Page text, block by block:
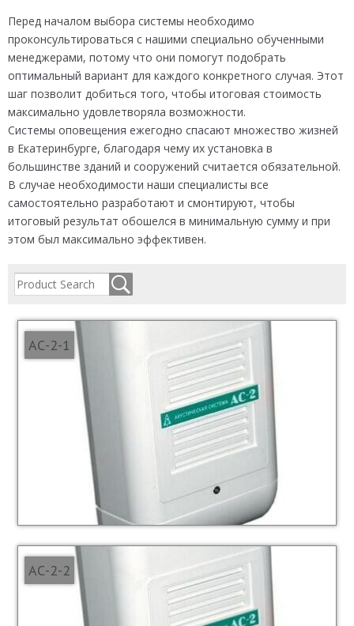
Перед началом выбора системы необходимо
проконсультироваться с нашими специально обученными
менеджерами, потому что они помогут подобрать
оптимальный вариант для каждого конкретного случая. Этот
шаг позволит добиться того, чтобы итоговая стоимость
максимально удовлетворяла возможности.
Системы оповещения ежегодно спасают множество жизней
в Екатеринбурге, благодаря чему их установка в
большинстве зданий и сооружений считается обязательной.
В случае необходимости наши специалисты все
самостоятельно разработают и смонтируют, чтобы
итоговый результат обошелся в минимальную сумму и при
этом был максимально эффективен.
АС-2-1
АС-2-2